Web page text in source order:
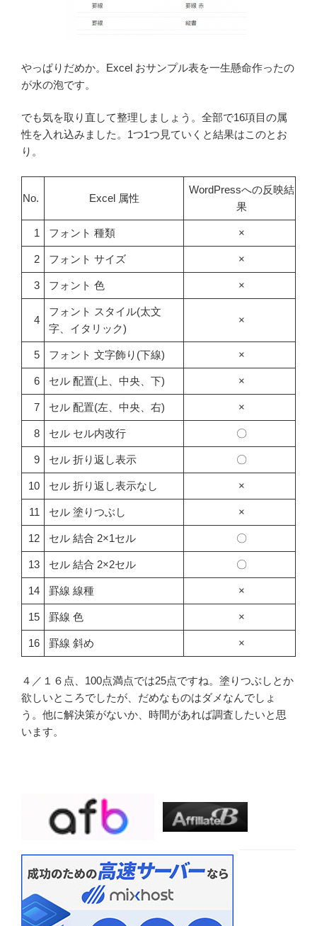
やっぱりだめか。Excel おサンプル表を一生懸命作ったの
が水の泡です。
でも気を取り直して整理しましょう。全部で16項目の属
性を入れ込みました。1つ1つ見ていくと結果はこのとお
り。
No. Excel 属性
WordPressへの反映結
果
1 フォント 種類 ×
2 フォント サイズ ×
3 フォント 色 ×
4
フォント スタイル(太文
字、イタリック)
×
5 フォント 文字飾り(下線) ×
6 セル 配置(上、中央、下) ×
7 セル 配置(左、中央、右) ×
8 セル セル内改行 〇
9 セル 折り返し表示 〇
10 セル 折り返し表示なし ×
11 セル 塗りつぶし ×
12 セル 結合 2×1セル 〇
13 セル 結合 2×2セル 〇
14 罫線 線種 ×
15 罫線 色 ×
16 罫線 斜め ×
４／１６点、100点満点では25点ですね。塗りつぶしとか
欲しいところでしたが、だめなものはダメなんでしょ
う。他に解決策がないか、時間があれば調査したいと思
います。